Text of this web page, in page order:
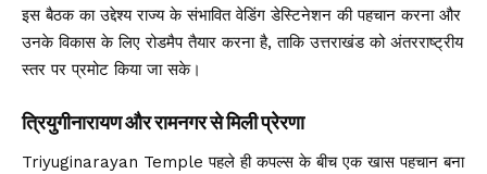
इस बैठक का उद्देश्य राज्य के संभावित वेडिंग डेस्टिनेशन की पहचान करना और
उनके विकास के लिए रोडमैप तैयार करना है, ताकि उत्तराखंड को अंतरराष्ट्रीय
स्तर पर प्रमोट किया जा सके।
त्रियुगीनारायण और रामनगर से मिली प्रेरणा
Triyuginarayan Temple पहले ही कपल्स के बीच एक खास पहचान बना